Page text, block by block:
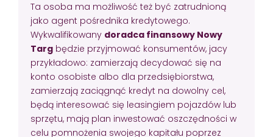
Ta osoba ma możliwość też być zatrudnioną
jako agent pośrednika kredytowego.
Wykwalifikowany doradca finansowy Nowy
Targ będzie przyjmować konsumentów, jacy
przykładowo: zamierzają decydować się na
konto osobiste albo dla przedsiębiorstwa,
zamierzają zaciągnąć kredyt na dowolny cel,
będą interesować się leasingiem pojazdów lub
sprzętu, mają plan inwestować oszczędności w
celu pomnożenia swojego kapitału poprzez